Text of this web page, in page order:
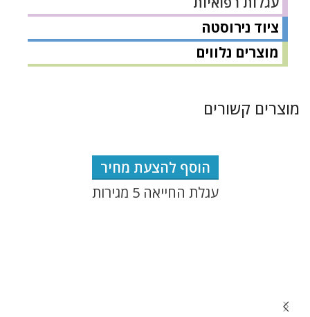
ציוד נירוסטה
מוצרים נלווים
מוצרים קשורים
הוסף להצעת מחיר
עגלת החייאה 5 מגירות